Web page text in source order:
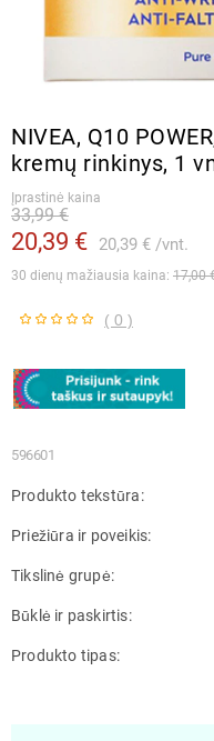
NIVEA, Q10
kremų rinkinys, 1
Įprastinė kaina
20,39 € 20,39 € vnt.
33,99 €
30 dienų mažiausia kaina: 17,00
( 0 )
596601
Produkto tekstūra
Priežiūra ir poveikis
Tikslinė grupė
Būklė ir paskirtis
Produkto tipas